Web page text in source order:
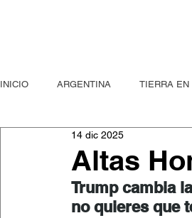
INICIO ARGENTINA TIERRA EN
La Peste, Posta Dos metros de
Altas
14 dic 2025
Trump cambia
no quieres que